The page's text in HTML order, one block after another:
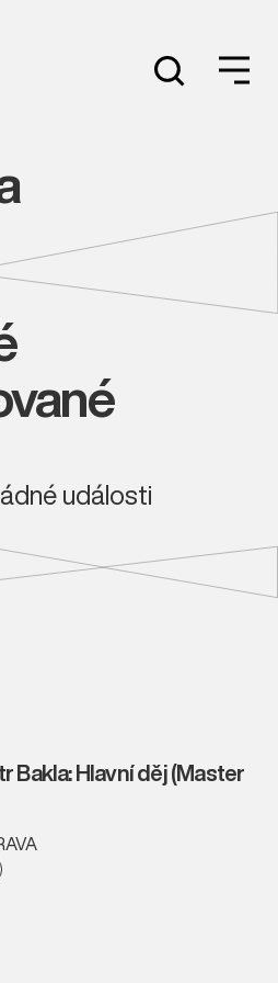
události
Bakla: Hlavní děj (Master